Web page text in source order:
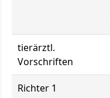
tierärztl.
Vorschriften
Richter 1